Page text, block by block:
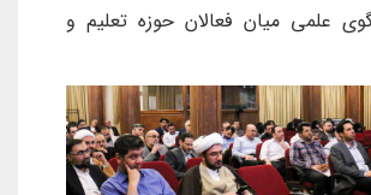
علمی میان فعالان حوزه تعلیم و